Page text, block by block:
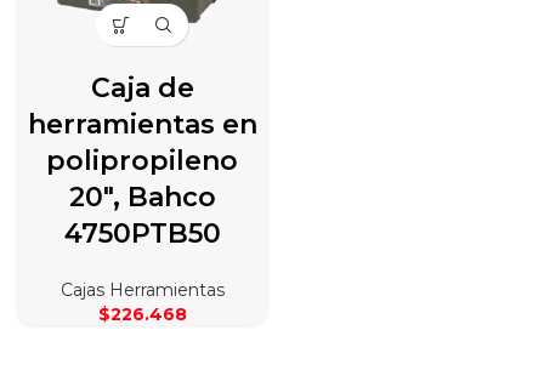
Caja de
herramientas en
polipropileno
20″, Bahco
4750PTB50
Cajas Herramientas
$226.468